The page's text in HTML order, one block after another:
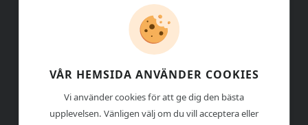
info@nordenhydraulic.se
Org-nr: 556531-8424
VÅR HEMSIDA ANVÄNDER COOKIES
Vi använder cookies för att ge dig den bästa
upplevelsen. Vänligen välj om du vill acceptera eller